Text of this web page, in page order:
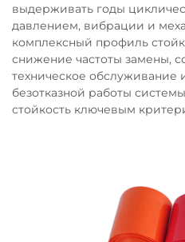
выдерживать годы
давлением, вибрации и
комплексный профиль
снижение частоты замены,
техническое
безотказной работы
стойкость ключевым